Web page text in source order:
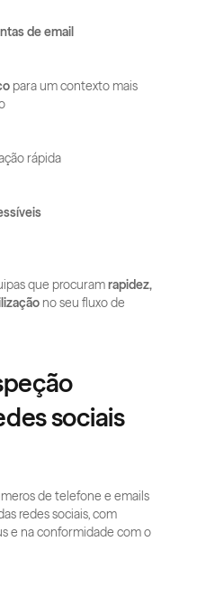
de email
para um contexto mais
rápida
que procuram rapidez,
no seu fluxo de
sociais
de telefone e emails
redes sociais, com
e na conformidade com o